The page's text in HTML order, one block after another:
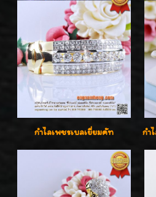
กำไลเพชรเบลเยี่ยมคัท